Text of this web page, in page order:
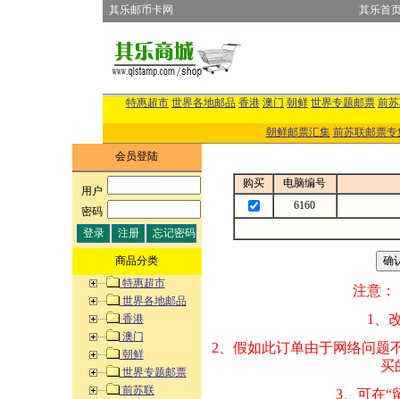
其乐邮币卡网 其乐首
特惠超市 世界各地邮品 香港 澳门 朝鲜 世界专题邮票 前
朝鲜邮票汇集 前苏联邮票专
会员登陆
用户:
密码:
商品分类
特惠超市
世界各地邮品
香港
澳门
朝鲜
世界专题邮票
前苏联
购买
电脑编号
6160
注意：
1、改变商品数量
2、假如此订单由
买的邮品的“
3、可在“